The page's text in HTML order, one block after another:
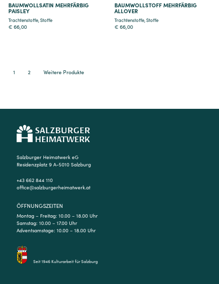
BAUMWOLLSATIN MEHRFÄRBIG
PAISLEY
Trachtenstoffe, Stoffe
€66,00
BAUMWOLLSTOFF MEHRFÄRBIG
ALLOVER
Trachtenstoffe Stoffe
€ 66,00
1 2 Weitere Produkte
Salzburger Heimatwerk eG
Residenzplatz 9 A-5010 Salzburg
+43 662 844 110
office@salzburgerheimatwerk.at
ÖFFNUNGSZEITEN
Montag – Freitag: 10.00 – 18.00 Uhr
Samstag: 10.00 – 17.00 Uhr
Adventsamstage: 10.00 – 18.00 Uhr
Seit 1946 Kulturarbeit für Salzburg